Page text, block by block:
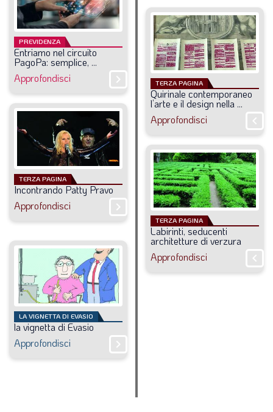
PREVIDENZA
Entriamonelcircuito
PagoPa: semplice, ...
Approfondisci
chevron_right TERZA PAGINA
Quirinalecontemporaneo
l’arte e il design nella ...
Approfondisci
chevron_right
TERZA PAGINA
IncontrandoPattyPravo
Approfondisci
chevron_right
TERZA PAGINA
Labirinti,seducenti
architetture di verzura
Approfondisci
chevron_right
LA VIGNETTA DI EVASIO
lavignettadiEvasio
Approfondisci
chevron_right